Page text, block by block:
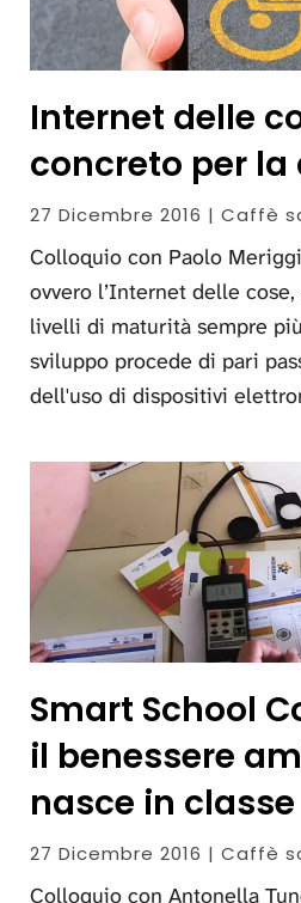
Internet delle
concreto per
27 Dicembre 2016 | Caffè
Colloquio con Paolo
ovvero l’Internet delle
livelli di maturità sempre
sviluppo procede di pari
dell'uso di dispositivi
Smart School
il benessere
nasce in classe
27 Dicembre 2016 | Caffè
Colloquio con Antonella